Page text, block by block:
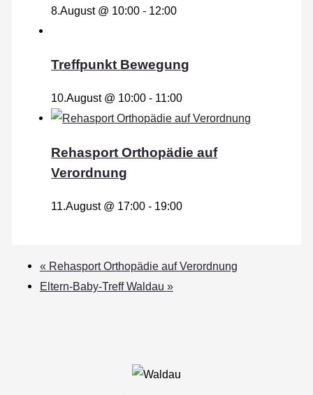
8.August @ 10:00 - 12:00
Treffpunkt Bewegung
10.August @ 10:00 - 11:00
Rehasport Orthopädie auf
Verordnung
11.August @ 17:00 - 19:00
« Rehasport Orthopädie auf Verordnung
Eltern-Baby-Treff Waldau »